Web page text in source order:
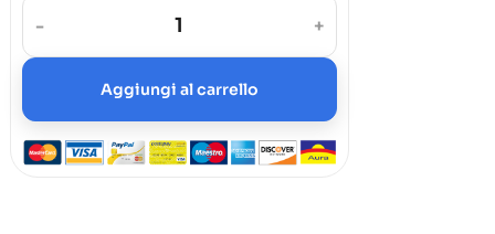
- +
Aggiungi al carrello